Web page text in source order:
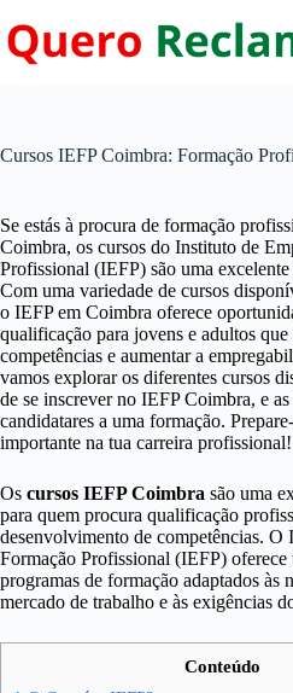
para
o
Cursos IEFP Coimbra: Formação
Se estás à procura de formação
Coimbra, os cursos do Instituto de
Profissional (IEFP) são uma
Com uma variedade de cursos
o IEFP em Coimbra oferece
qualificação para jovens e adultos
competências e aumentar a
vamos explorar os diferentes cursos
de se inscrever no IEFP Coimbra, e as
candidatares a uma formação.
importante na tua carreira profissional!
Os cursos IEFP Coimbra são uma
para quem procura qualificação
desenvolvimento de competências. O
Formação Profissional (IEFP) oferece
programas de formação adaptados às
mercado de trabalho e às exigências
Conteúdo